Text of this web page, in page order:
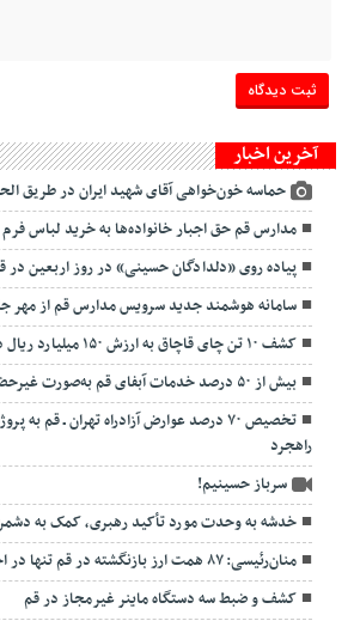
آخرین اخبار
حماسه خون‌خواهی آقای شهید ایران در طریق
مدارس قم حق اجبار خانواده‌ها به خرید لباس فرم
پیاده روی «دلدادگان حسینی» در روز اربعین در
سامانه هوشمند جدید سرویس مدارس قم از مهر
کشف ۱۰ تن چای قاچاق به ارزش ۱۵۰ میلیارد ریال در قم
بیش از ۵۰ درصد خدمات آبفای قم به‌صورت غیرحضوری ارائه می‌شود
تخصیص ۷۰ درصد عوارض آزادراه تهران ـ قم به
راهجرد
سرباز حسینیم!
خدشه به وحدت مورد تأکید رهبری، کمک به
منان‌رئیسی: ۸۷ همت ارز بازنگشته در قم تنها در اختیار ۱۴ متعهد است
کشف و ضبط سه دستگاه ماینر غیرمجاز در قم